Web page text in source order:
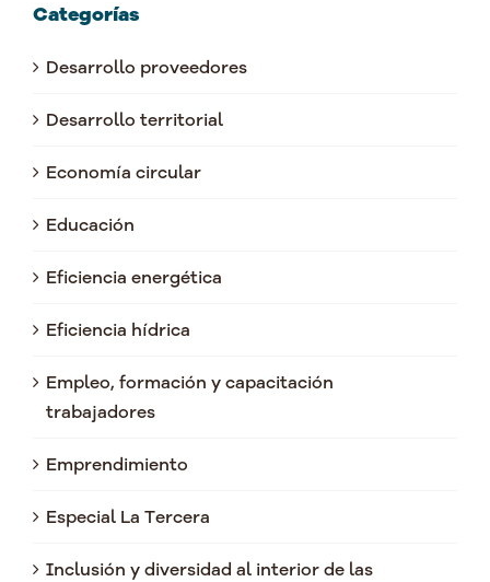
Categorías
Desarrollo proveedores
Desarrollo territorial
Economía circular
Educación
Eficiencia energética
Eficiencia hídrica
Empleo, formación y capacitación
trabajadores
Emprendimiento
Especial La Tercera
Inclusión y diversidad al interior de las